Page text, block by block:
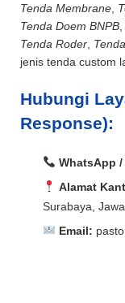
Tenda Membrane
Tenda Doem BNPB
Tenda Roder
jenis tenda custom
Hubungi
Response):
WhatsApp
Alamat
Surabaya,
Email: